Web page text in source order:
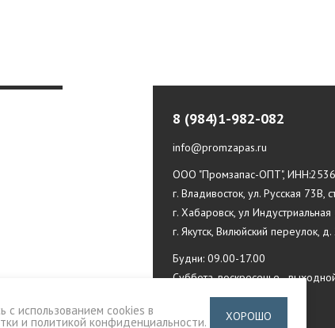
8 (984)1-982-082
info@promzapas.ru
ООО "Промзапас-ОПТ",
г. Владивосток, ул. Русская 73В,
г. Хабаровск, ул
г. Якутск, Вилюйский переулок,
Будни: 09.00-17.00
Суббота, воскресенье -
с использованием cookies в
и политикой конфиденциальности. ХОРОШО